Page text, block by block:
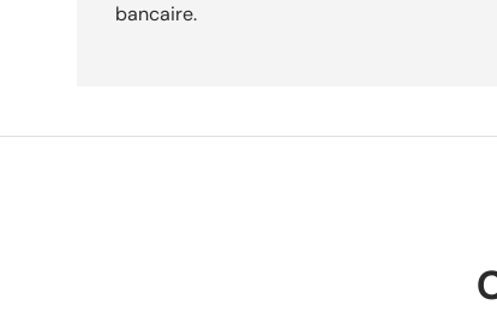
bancaire.